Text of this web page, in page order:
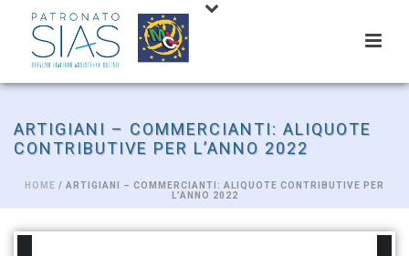
ARTIGIANI – COMMERCIANTI: ALIQUOTE
CONTRIBUTIVE PER L’ANNO 2022
HOME / ARTIGIANI – COMMERCIANTI: ALIQUOTE CONTRIBUTIVE PER
L’ANNO 2022